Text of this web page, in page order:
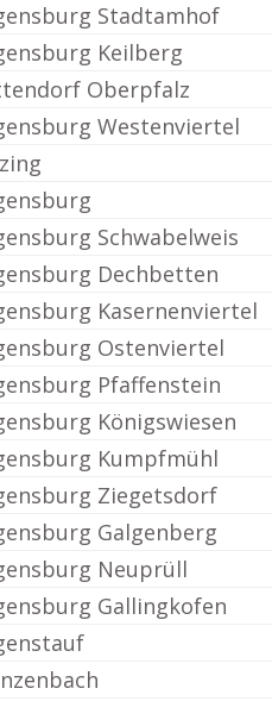
Stadtamhof
Keilberg
Oberpfalz
Westenviertel
Schwabelweis
Dechbetten
Kasernenviertel
Ostenviertel
Pfaffenstein
Königswiesen
Kumpfmühl
Ziegetsdorf
Galgenberg
Neuprüll
Gallingkofen